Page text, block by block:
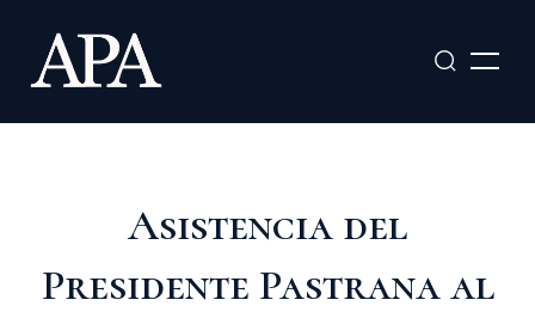
contenido
Asistencia del
Presidente Pastrana al